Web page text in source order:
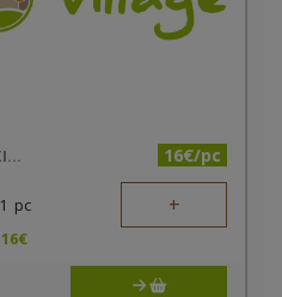
LA MÉDITERRANÉE À PROXIMITÉ 16€/pc
1 pc +
16€